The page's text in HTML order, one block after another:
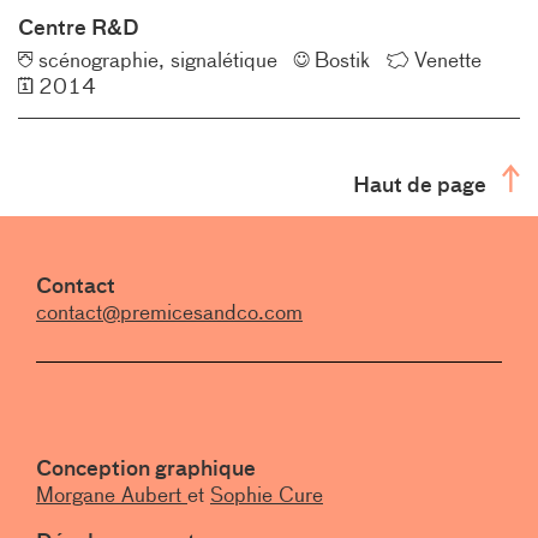
Centre R&D
Typologie
scénographie signalétique Client
Bostik Lieu
Venette
Année
2014
Haut de page
Contact
contact@premicesandco.com
Conception graphique
Morgane Aubert et Sophie Cure